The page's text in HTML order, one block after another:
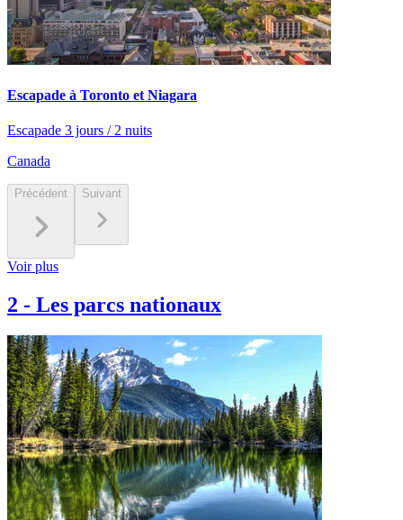
Escapade à Toronto et Niagara
Escapade 3 jours / 2 nuits
Canada
Précédent Suivant
Voir plus
2 - Les parcs nationaux